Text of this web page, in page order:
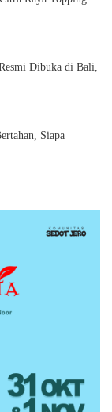
Dibuka di Bali,
Siapa